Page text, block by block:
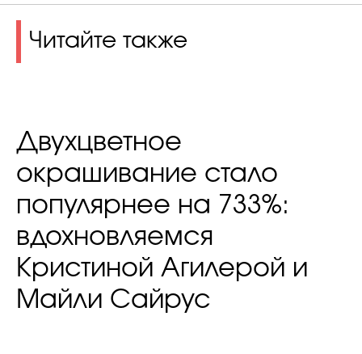
Читайте также
Двухцветное
окрашивание стало
популярнее на 733%:
вдохновляемся
Кристиной Агилерой и
Майли Сайрус